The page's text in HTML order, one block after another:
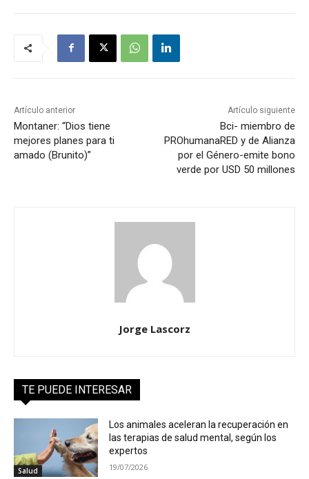
Artículo anterior
Montaner: “Dios tiene
mejores planes para ti
amado (Brunito)”
Artículo siguiente
Bci- miembro de
PROhumanaRED y de Alianza
por el Género-emite bono
verde por USD 50 millones
Jorge Lascorz
TE PUEDE INTERESAR
Salud
Los animales aceleran la recuperación en
las terapias de salud mental, según los
expertos
19/07/2026